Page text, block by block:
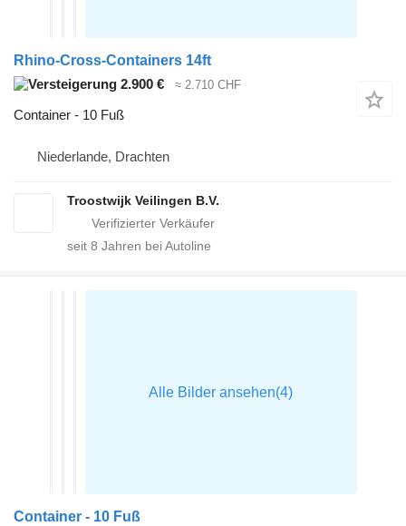
Rhino-Cross-Containers 14ft
2.900 €
≈ 2.710 CHF
Container - 10 Fuß
Niederlande, Drachten
Troostwijk Veilingen B.V.
seit 8 Jahren bei Autoline
Container - 10 Fuß